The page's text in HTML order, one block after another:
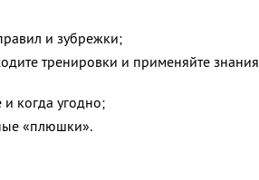
и зубрежки;
тренировки и применяйте знания
и когда угодно;
«плюшки».